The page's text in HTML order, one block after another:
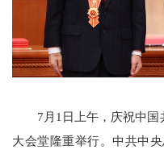
7月1日上午，庆祝中
大会堂隆重举行。中共中